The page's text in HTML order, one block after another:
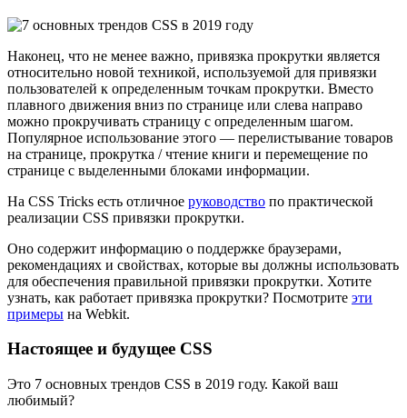
Наконец, что не менее важно, привязка прокрутки является
относительно новой техникой, используемой для привязки
пользователей к определенным точкам прокрутки. Вместо
плавного движения вниз по странице или слева направо
можно прокручивать страницу с определенным шагом.
Популярное использование этого — перелистывание товаров
на странице, прокрутка / чтение книги и перемещение по
странице с выделенными блоками информации.
На CSS Tricks есть отличное руководство по практической
реализации CSS привязки прокрутки.
Оно содержит информацию о поддержке браузерами,
рекомендациях и свойствах, которые вы должны использовать
для обеспечения правильной привязки прокрутки. Хотите
узнать, как работает привязка прокрутки? Посмотрите эти
примеры на Webkit.
Настоящее и будущее CSS
Это 7 основных трендов CSS в 2019 году. Какой ваш
любимый?